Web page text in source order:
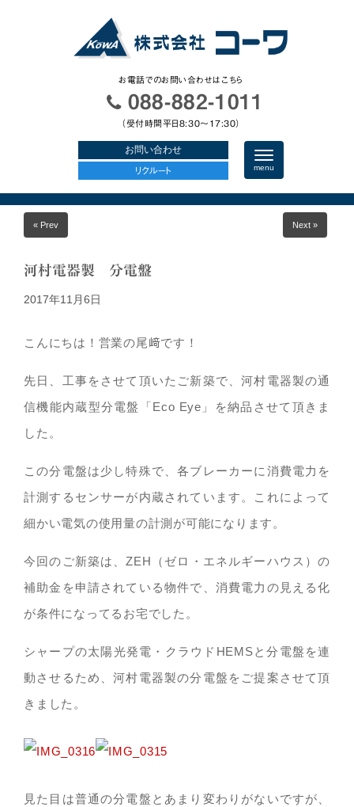
お電話でのお問い合わせはこちら
088-882-1011
（受付時間平日8:30〜17:30）
お問い合わせ
リクルート
N
a
v
i
g
menu
« Prev Next »
河村電器製 分電盤
2017年11月6日
こんにちは！営業の尾﨑です！
先日、工事をさせて頂いたご新築で、河村電器製の通
信機能内蔵型分電盤「Eco Eye」を納品させて頂きま
した。
この分電盤は少し特殊で、各ブレーカーに消費電力を
計測するセンサーが内蔵されています。これによって
細かい電気の使用量の計測が可能になります。
今回のご新築は、ZEH（ゼロ・エネルギーハウス）の
補助金を申請されている物件で、消費電力の見える化
が条件になってるお宅でした。
シャープの太陽光発電・クラウドHEMSと分電盤を連
動させるため、河村電器製の分電盤をご提案させて頂
きました。
見た目は普通の分電盤とあまり変わりがないですが、